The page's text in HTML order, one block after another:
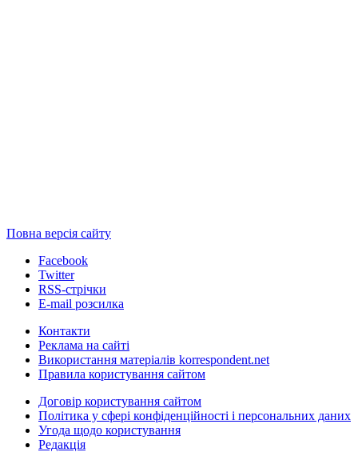
Повна версія сайту
Facebook
Twitter
RSS-стрічки
E-mail розсилка
Контакти
Реклама на сайті
Використання матеріалів korrespondent.net
Правила користування сайтом
Договір користування сайтом
Політика у сфері конфіденційності і персональних даних
Угода щодо користування
Редакція